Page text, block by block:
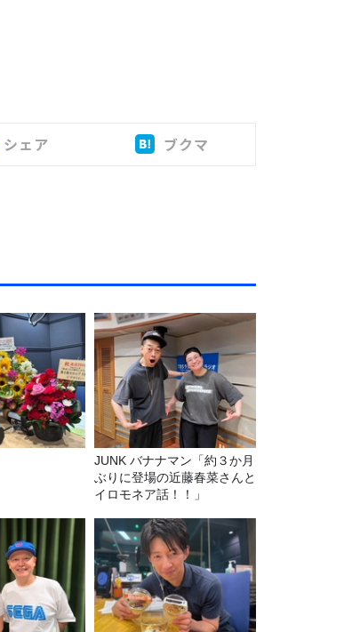
シェア ブクマ
JUNK バナナマン「約３か月
ぶりに登場の近藤春菜さんと
イロモネア話！！」